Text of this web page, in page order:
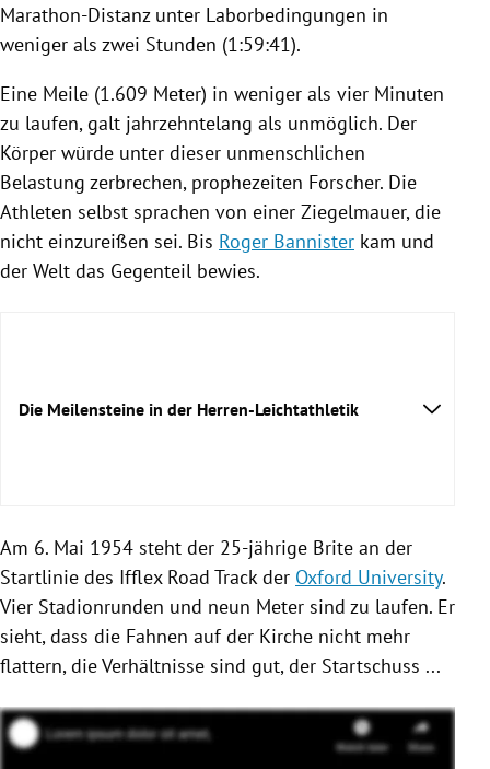
Marathon-Distanz unter Laborbedingungen in
weniger als zwei Stunden (1:59:41).
Eine Meile (1.609 Meter) in weniger als vier Minuten
zu laufen, galt jahrzehntelang als unmöglich. Der
Körper würde unter dieser unmenschlichen
Belastung zerbrechen, prophezeiten Forscher. Die
Athleten selbst sprachen von einer Ziegelmauer, die
nicht einzureißen sei. Bis Roger Bannister kam und
der Welt das Gegenteil bewies.
Die Meilensteine in der Herren-Leichtathletik
Am 6. Mai 1954 steht der 25-jährige Brite an der
Startlinie des Ifflex Road Track der Oxford University.
Vier Stadionrunden und neun Meter sind zu laufen. Er
sieht, dass die Fahnen auf der Kirche nicht mehr
flattern, die Verhältnisse sind gut, der Startschuss ...